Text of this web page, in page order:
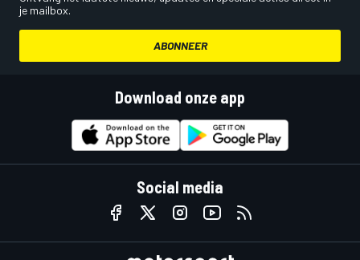
je mailbox.
ABONNEER
Download onze app
Social media